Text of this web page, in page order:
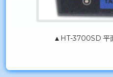
▲HT-3700SD 平